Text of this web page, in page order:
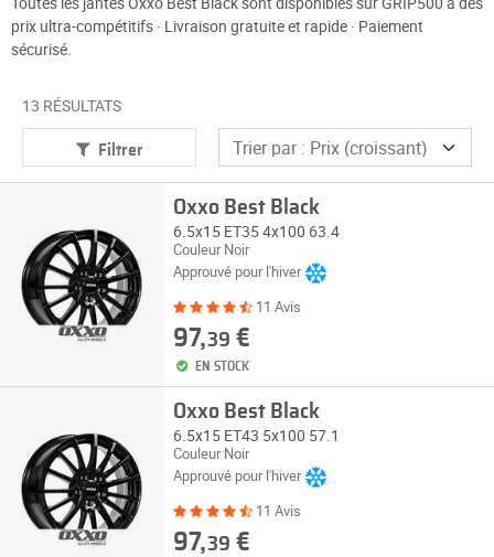
prix ultra-compétitifs · Livraison gratuite et rapide · Paiement
sécurisé.
13 RÉSULTATS
Filtrer
Oxxo Best Black
6.5x15 ET35 4x100 63.4
Couleur Noir
Approuvé pour l'hiver
11 Avis
97,39 €
EN STOCK
Oxxo Best Black
6.5x15 ET43 5x100 57.1
Couleur Noir
Approuvé pour l'hiver
11 Avis
97,39 €